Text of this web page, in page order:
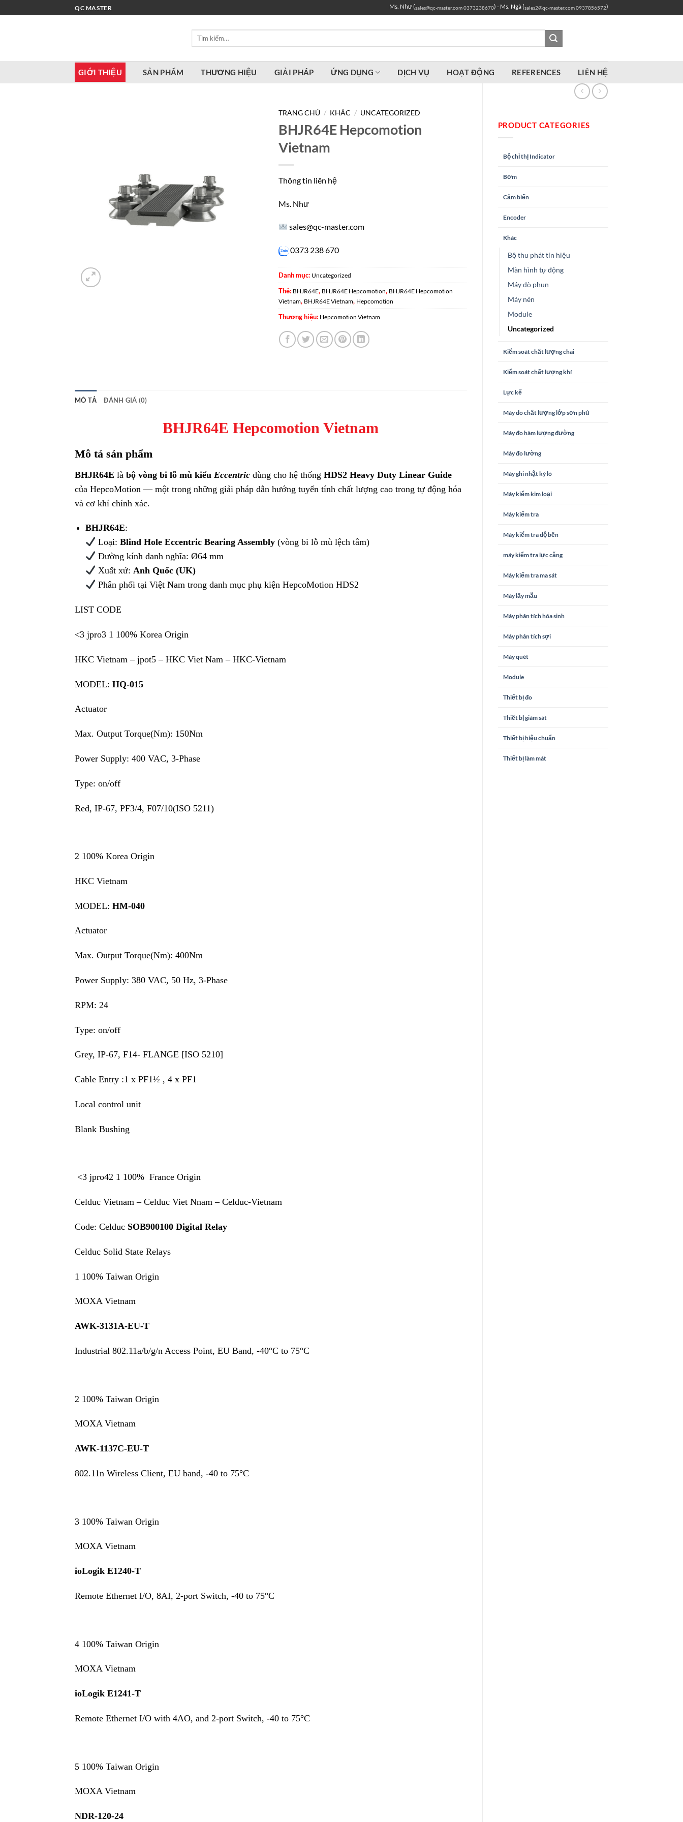
qua
QC MASTER Ms. Như (sales@qc-master.com0373238670) - Ms. Ngà (sales2@qc-master.com0937856572)
Tìm
GIỚI THIỆU SẢN PHẨM THƯƠNG HIỆU GIẢI PHÁP ỨNG DỤNG DỊCH VỤ HOẠT ĐỘNG REFERENCES LIÊN HỆ
PRODUCT CATEGORIES
Bộ chỉ thị Indicator
Bơm
Cảm biến
Encoder
Khác
Bộ thu phát tín hiệu
Màn hình tự động
Máy dò phun
Máy nén
Module
Uncategorized
Kiểm soát chất lượng chai
Kiểm soát chất lượng khí
Lực kế
Máy đo chất lượng lớp sơn phủ
Máy đo hàm lượng đường
Máy đo lường
Máy ghi nhật ký lò
Máy kiểm kim loại
Máy kiểm tra
Máy kiểm tra độ bền
máy kiểm tra lực căng
Máy kiểm tra ma sát
Máy lấy mẫu
Máy phân tích hóa sinh
Máy phân tích sợi
Máy quét
Module
Thiết bị đo
Thiết bị giám sát
Thiết bị hiệu chuẩn
Thiết bị làm mát
TRANG CHỦ / KHÁC / UNCATEGORIZED
BHJR64E Hepcomotion
Vietnam
Thông tin liên hệ
Ms. Như
sales@qc-master.com
0373 238 670
Danh mục: Uncategorized
Thẻ: BHJR64E, BHJR64E Hepcomotion, BHJR64E Hepcomotion
Vietnam, BHJR64E Vietnam, Hepcomotion
Thương hiệu: Hepcomotion Vietnam
MÔ TẢ ĐÁNH GIÁ (0)
BHJR64E Hepcomotion Vietnam
Mô tả sản phẩm
BHJR64E là bộ vòng bi lỗ mù kiểu Eccentric dùng cho hệ thống HDS2 Heavy Duty Linear Guide
của HepcoMotion — một trong những giải pháp dẫn hướng tuyến tính chất lượng cao trong tự động hóa
và cơ khí chính xác.
BHJR64E:
Loại: Blind Hole Eccentric Bearing Assembly(vòng bi lỗ mù lệch tâm)
Đường kính danh nghĩa: Ø64 mm
Xuất xứ: Anh Quốc (UK)
Phân phối tại Việt Nam trong danh mục phụ kiện HepcoMotion HDS2
LIST CODE
<3 jpro3 1 100% Korea Origin
HKC Vietnam – jpot5 – HKC Viet Nam – HKC-Vietnam
MODEL: HQ-015
Actuator
Max. Output Torque(Nm): 150Nm
Power Supply: 400 VAC, 3-Phase
Type: on/off
Red, IP-67, PF3/4, F07/10(ISO 5211)
2 100% Korea Origin
HKC Vietnam
MODEL: HM-040
Actuator
Max. Output Torque(Nm): 400Nm
Power Supply: 380 VAC, 50 Hz, 3-Phase
RPM: 24
Type: on/off
Grey, IP-67, F14- FLANGE [ISO 5210]
Cable Entry :1 x PF1½ , 4 x PF1
Local control unit
Blank Bushing
<3 jpro42 1 100% France Origin
Celduc Vietnam – Celduc Viet Nnam – Celduc-Vietnam
Code: Celduc SOB900100 Digital Relay
Celduc Solid State Relays
1 100% Taiwan Origin
MOXA Vietnam
AWK-3131A-EU-T
Industrial 802.11a/b/g/n Access Point, EU Band, -40°C to 75°C
2 100% Taiwan Origin
MOXA Vietnam
AWK-1137C-EU-T
802.11n Wireless Client, EU band, -40 to 75°C
3 100% Taiwan Origin
MOXA Vietnam
ioLogik E1240-T
Remote Ethernet I/O, 8AI, 2-port Switch, -40 to 75°C
4 100% Taiwan Origin
MOXA Vietnam
ioLogik E1241-T
Remote Ethernet I/O with 4AO, and 2-port Switch, -40 to 75°C
5 100% Taiwan Origin
MOXA Vietnam
NDR-120-24